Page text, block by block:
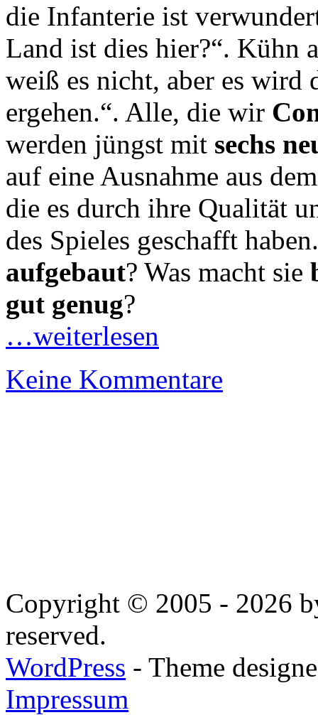
die Infanterie ist
Land ist dies hier?“. Kühn
weiß es nicht, aber es wird
ergehen.“. Alle, die wir
werden jüngst mit sechs
auf eine Ausnahme aus
die es durch ihre Qualität
des Spieles geschafft
aufgebaut? Was macht sie
gut genug?
…weiterlesen
Keine Kommentare
Copyright © 2005 - 2026
reserved.
WordPress - Theme
Impressum